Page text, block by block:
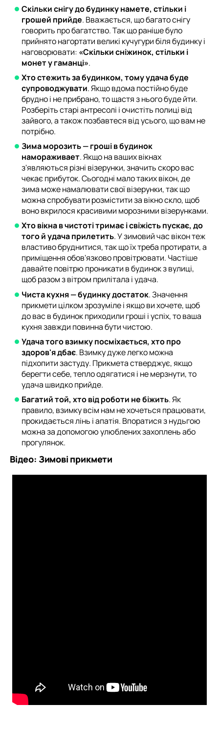
Скільки снігу до будинку намете, стільки і
грошей прийде. Вважається, що багато снігу
говорить про багатство. Так що раніше було
прийнято нагортати великі кучугури біля будинку і
наговорювати: «Скільки сніжинок, стільки і
монет у гаманці».
Хто стежить за будинком, тому удача буде
супроводжувати. Якщо вдома постійно буде
брудно і не прибрано, то щастя з нього буде йти.
Розберіть старі антресолі і очистіть полиці від
зайвого, а також позбавтеся від усього, що вам не
потрібно.
Зима морозить — гроші в будинок
намораживает. Якщо на ваших вікнах
з'являються різні візерунки, значить скоро вас
чекає прибуток. Сьогодні мало таких вікон, де
зима може намалювати свої візерунки, так що
можна спробувати розмістити за вікно скло, щоб
воно вкрилося красивими морозними візерунками.
Хто вікна в чистоті тримає і свіжість пускає, до
того й удача прилетить. У зимовий час вікон теж
властиво бруднитися, так що їх треба протирати, а
приміщення обов'язково провітрювати. Частіше
давайте повітрю проникати в будинок з вулиці,
щоб разом з вітром прилітала і удача.
Чиста кухня — будинку достаток. Значення
прикмети цілком зрозуміле і якщо ви хочете, щоб
до вас в будинок приходили гроші і успіх, то ваша
кухня завжди повинна бути чистою.
Удача того взимку посміхається, хто про
здоров'я дбає. Взимку дуже легко можна
підхопити застуду. Прикмета стверджує, якщо
берегти себе, тепло одягатися і не мерзнути, то
удача швидко прийде.
Багатий той, хто від роботи не біжить. Як
правило, взимку всім нам не хочеться працювати,
прокидається лінь і апатія. Впоратися з нудьгою
можна за допомогою улюблених захоплень або
прогулянок.
Відео: Зимові прикмети